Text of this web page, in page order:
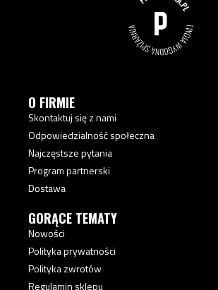
O FIRMIE
Skontaktuj się z nami
Odpowiedzialność społeczna
Najczęstsze pytania
Program partnerski
Dostawa
GORĄCE TEMATY
Nowości
Polityka prywatności
Polityka zwrotów
Regulamin sklepu